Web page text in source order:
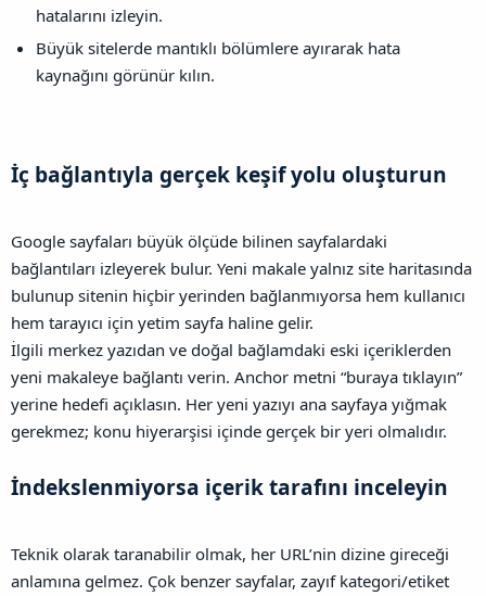
hatalarını izleyin.
Büyük sitelerde mantıklı bölümlere ayırarak hata
kaynağını görünür kılın.
İç bağlantıyla gerçek keşif yolu oluşturun​
Google sayfaları büyük ölçüde bilinen sayfalardaki
bağlantıları izleyerek bulur. Yeni makale yalnız site haritasında
bulunup sitenin hiçbir yerinden bağlanmıyorsa hem kullanıcı
hem tarayıcı için yetim sayfa haline gelir.
İlgili merkez yazıdan ve doğal bağlamdaki eski içeriklerden
yeni makaleye bağlantı verin. Anchor metni “buraya tıklayın”
yerine hedefi açıklasın. Her yeni yazıyı ana sayfaya yığmak
gerekmez; konu hiyerarşisi içinde gerçek bir yeri olmalıdır.
İndekslenmiyorsa içerik tarafını inceleyin​
Teknik olarak taranabilir olmak, her URL’nin dizine gireceği
anlamına gelmez. Çok benzer sayfalar, zayıf kategori/etiket